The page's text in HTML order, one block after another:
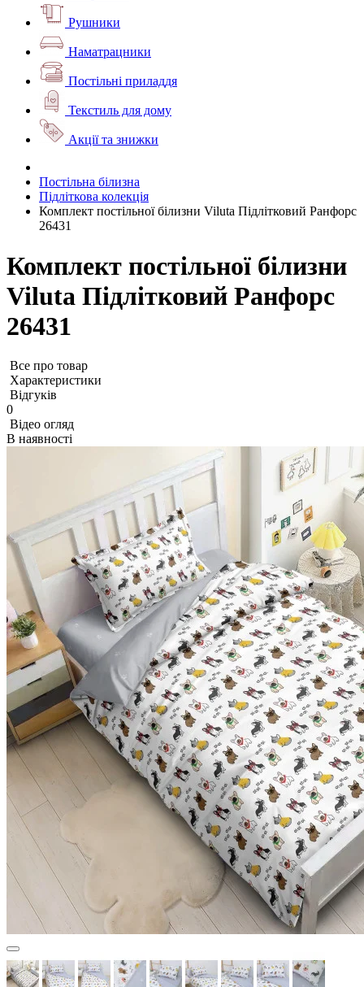
Рушники
Наматрацники
Постільні приладдя
Текстиль для дому
Акції та знижки
Постільна білизна
Підліткова колекція
Комплект постільної білизни Viluta Підлітковий Ранфорс
26431
Комплект постільної білизни
Viluta Підлітковий Ранфорс
26431
Все про товар
Характеристики
Відгуків
0
Відео огляд
В наявності